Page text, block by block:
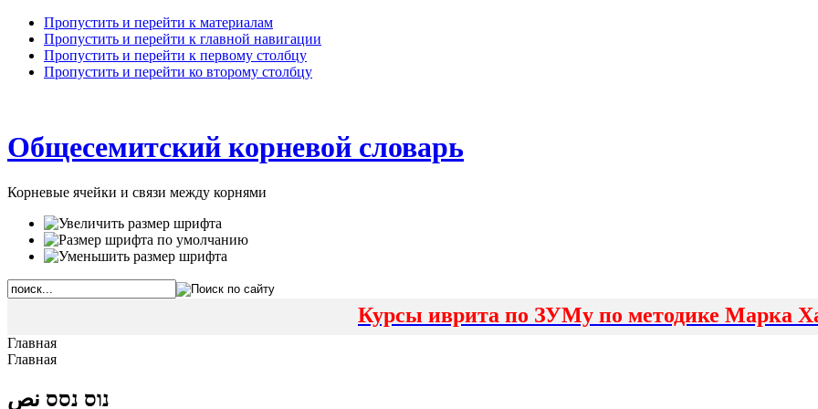
Пропустить и перейти к материалам
Пропустить и перейти к главной навигации
Пропустить и перейти к первому столбцу
Пропустить и перейти ко второму столбцу
Общесемитский корневой словарь
Корневые ячейки и связи между корнями
Курсы иврита по ЗУМу по методике Марка
Главная
Главная
נוס נסס نص